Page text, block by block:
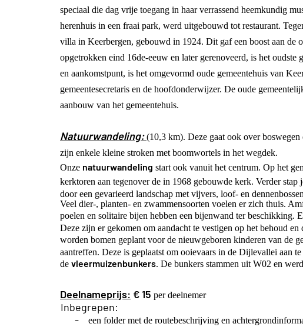
speciaal die dag vrije toegang in haar verrassend heemkundig
herenhuis in een fraai park, werd uitgebouwd tot restaurant.
villa in Keerbergen, gebouwd in 1924. Dit gaf een boost aan de
opgetrokken eind 16de-eeuw en later gerenoveerd, is het oudste
en aankomstpunt, is het omgevormd oude gemeentehuis van
gemeentesecretaris en de hoofdonderwijzer. De oude
aanbouw van het gemeentehuis.
Natuurwandeling:(10,3 km). Deze gaat ook over
zijn enkele kleine stroken met boomwortels in het wegdek.
Onze natuurwandeling start ook vanuit het centrum. Op het
kerktoren aan tegenover de in 1968 gebouwde kerk. Verder stap
door een gevarieerd landschap met vijvers, loof- en
Veel dier-, planten- en zwammensoorten voelen er zich thuis.
poelen en solitaire bijen hebben een bijenwand ter beschikking.
Deze zijn er gekomen om aandacht te vestigen op het behoud
worden bomen geplant voor de nieuwgeboren kinderen van de
aantreffen. Deze is geplaatst om ooievaars in de Dijlevallei aan
de vleermuizenbunkers. De bunkers stammen uit W02 en
Deelnameprijs: € 15 per deelnemer
Inbegrepen:
-
een folder met de routebeschrijving en